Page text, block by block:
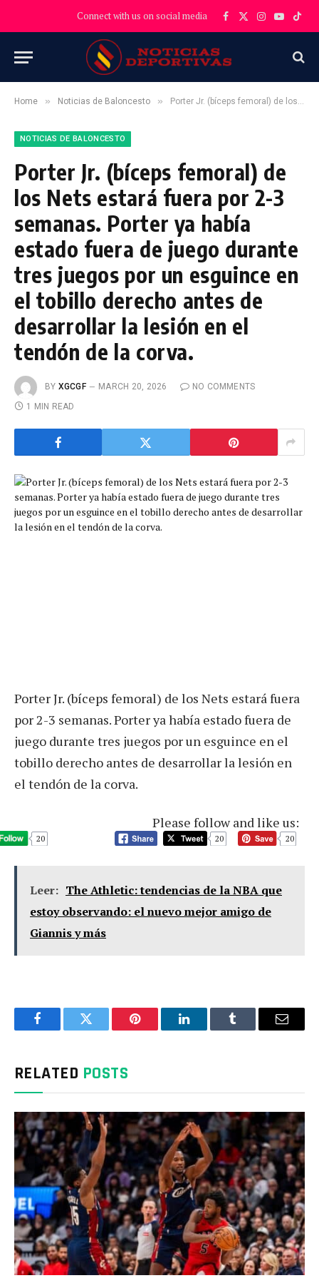
Connect with us on social media Facebook
X
Instagram
YouTube
Home » Noticias de Baloncesto » Porter Jr. (bíceps femoral) de los Nets estará fuera por 2-3 semanas. Porter ya había estado fuera de juego durante tres juegos por un esguince en el tobillo derecho antes de desarrollar la lesión en el tendón de la corva.
NOTICIAS DE BALONCESTO
Porter Jr. (bíceps femoral) de
los Nets estará fuera por 2-3
semanas. Porter ya había
estado fuera de juego durante
tres juegos por un esguince en
el tobillo derecho antes de
desarrollar la lesión en el
tendón de la corva.
BY XGCGF MARCH 20, 2026
NO COMMENTS
1 MIN READ
Porter Jr. (bíceps femoral) de los Nets estará fuera
por 2-3 semanas. Porter ya había estado fuera de
juego durante tres juegos por un esguince en el
tobillo derecho antes de desarrollar la lesión en
el tendón de la corva.
Please follow and like us:
20 20 20
Leer: The Athletic: tendencias de la NBA que
estoy observando: el nuevo mejor amigo de
Giannis y más
FacebookTwitter Pinterest LinkedInTumblr Email
RELATED POSTS